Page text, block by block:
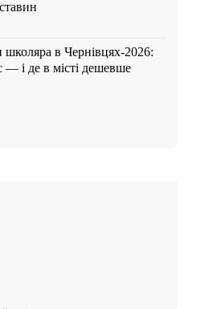
школяра в Чернівцях-2026:
— і де в місті дешевше